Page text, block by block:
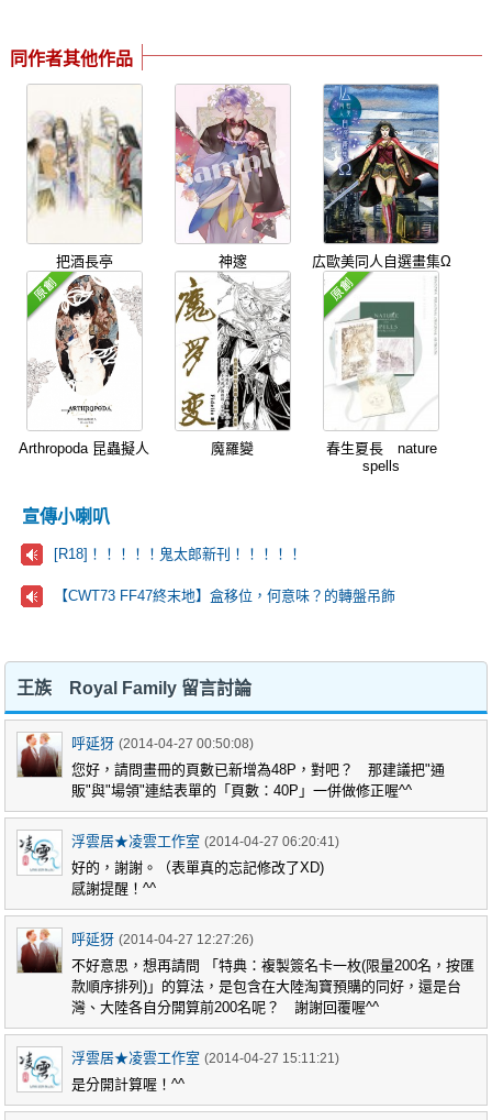
同作者其他作品
把酒長亭 神邃 広歐美同人自選畫集Ω
Arthropoda 昆蟲擬人 魔羅變
春生夏長 nature
spells
宣傳小喇叭
[R18]！！！！！鬼太郎新刊！！！！！
【CWT73 FF47終末地】盒移位，何意味？的轉盤吊飾
王族 Royal Family 留言討論
呼延犽 (2014-04-27 00:50:08)
您好，請問畫冊的頁數已新增為48P，對吧？ 那建議把"通
販"與"場領"連結表單的「頁數：40P」一併做修正喔^^
浮雲居★凌雲工作室 (2014-04-27 06:20:41)
好的，謝謝。（表單真的忘記修改了XD)
感謝提醒！^^
呼延犽 (2014-04-27 12:27:26)
不好意思，想再請問 「特典：複製簽名卡一枚(限量200名，按匯
款順序排列)」的算法，是包含在大陸淘寶預購的同好，還是台
灣、大陸各自分開算前200名呢？ 謝謝回覆喔^^
浮雲居★凌雲工作室 (2014-04-27 15:11:21)
是分開計算喔！^^